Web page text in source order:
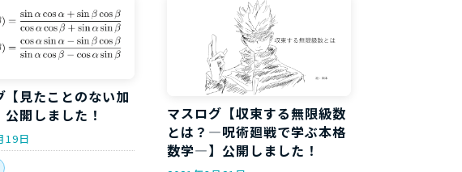
【見たことのない加
開しました！
19日
マスログ【収束する無限級数
とは？―呪術廻戦で学ぶ本格
数学―】公開しました！